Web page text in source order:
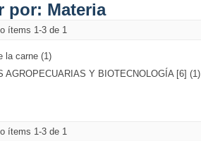
por: Materia
ítems 1-3 de 1
la carne (1)
AGROPECUARIAS Y BIOTECNOLOGÍA [6] (1)
ítems 1-3 de 1